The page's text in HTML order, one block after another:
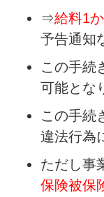
⇒給料1
予告通知
この手続
可能とな
この手続
違法行為
ただし事
保険被保